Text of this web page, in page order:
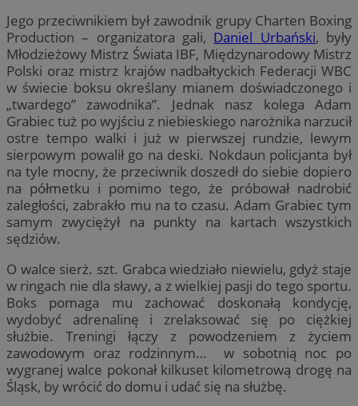
Jego przeciwnikiem był zawodnik grupy Charten Boxing
Production – organizatora gali, Daniel Urbański, były
Młodzieżowy Mistrz Świata IBF, Międzynarodowy Mistrz
Polski oraz mistrz krajów nadbałtyckich Federacji WBC
w świecie boksu określany mianem doświadczonego i
„twardego” zawodnika”. Jednak nasz kolega Adam
Grabiec tuż po wyjściu z niebieskiego narożnika narzucił
ostre tempo walki i już w pierwszej rundzie, lewym
sierpowym powalił go na deski. Nokdaun policjanta był
na tyle mocny, że przeciwnik doszedł do siebie dopiero
na półmetku i pomimo tego, że próbował nadrobić
zaległości, zabrakło mu na to czasu. Adam Grabiec tym
samym zwyciężył na punkty na kartach wszystkich
sędziów.
O walce sierż. szt. Grabca wiedziało niewielu, gdyż staje
w ringach nie dla sławy, a z wielkiej pasji do tego sportu.
Boks pomaga mu zachować doskonałą kondycję,
wydobyć adrenalinę i zrelaksować się po ciężkiej
służbie. Treningi łączy z powodzeniem z życiem
zawodowym oraz rodzinnym… w sobotnią noc po
wygranej walce pokonał kilkuset kilometrową drogę na
Śląsk, by wrócić do domu i udać się na służbę.